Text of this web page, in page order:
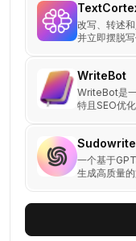
改写、转述
并立即摆脱
WriteBot
WriteBot是
特且SEO优
Sudowrite
一个基于
生成高质量